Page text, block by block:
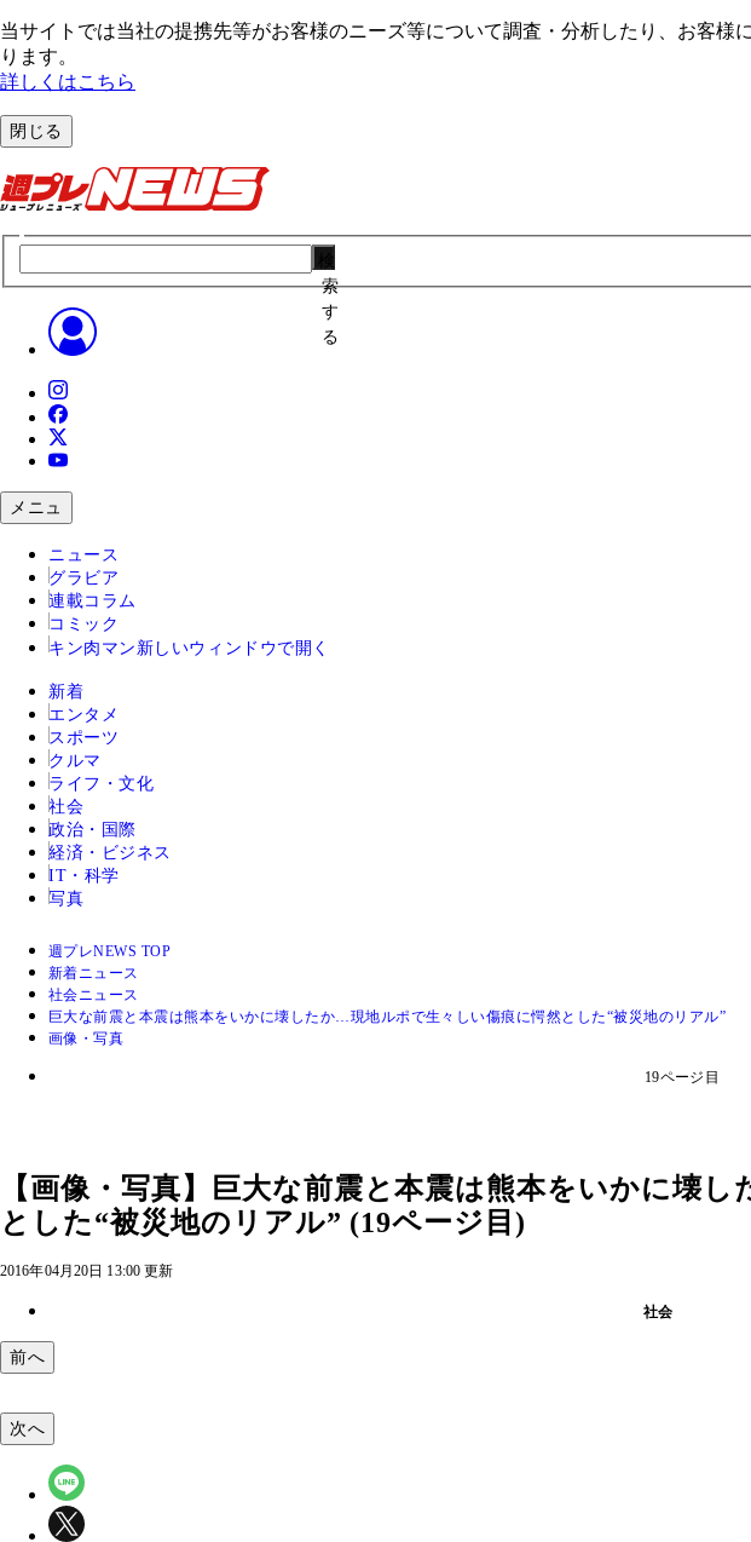
当サイトでは当社の提携先等がお客様のニーズ等について調査・分析したり、お客様
ります。
詳しくはこちら
閉じる
索
す
る
メニュ
ニュース
グラビア
連載コラム
コミック
キン肉マン 新しいウィンドウで開く
新着
エンタメ
スポーツ
クルマ
ライフ・文化
社会
政治・国際
経済・ビジネス
IT・科学
写真
週プレNEWS TOP
新着ニュース
社会ニュース
巨大な前震と本震は熊本をいかに壊したか…現地ルポで生々しい傷痕に愕然とした“被災地のリアル”
画像・写真
19ページ目
【画像・写真】巨大な前震と本震は熊本をいかに壊
とした“被災地のリアル” (19ページ目)
2016年04月20日 13:00 更新
社会
前へ
次へ